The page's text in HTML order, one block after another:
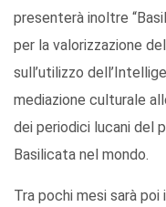
presenterà inoltre
per la valorizzazione
sull’utilizzo
mediazione culturale
dei periodici lucani del
Basilicata nel mondo.
Tra pochi mesi sarà